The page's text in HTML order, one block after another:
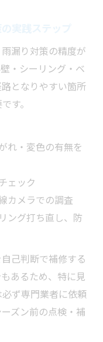
漏り対策の精度が
・シーリング・ベ
となりやすい箇所
す。
れ・変色の有無を
ェック
カメラでの調査
ング打ち直し、防
己判断で補修する
あるため、特に見
ず専門業者に依頼
ズン前の点検・補